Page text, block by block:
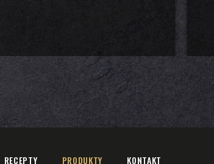
RECEPTY PRODUKTY KONTAKT